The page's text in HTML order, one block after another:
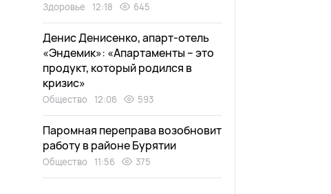
Здоровье 12:18 645
Денис Денисенко, апарт-отель
«Эндемик»: «Апартаменты – это
продукт, который родился в
кризис»
Общество 12:06 593
Паромная переправа возобновит
работу в районе Бурятии
Общество 11:56 375